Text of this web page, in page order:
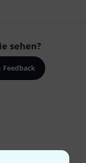
sehen?
Feedback